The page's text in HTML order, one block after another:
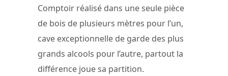
Comptoir réalisé dans une seule pièce
de bois de plusieurs mètres pour l’un,
cave exceptionnelle de garde des plus
grands alcools pour l’autre, partout la
différence joue sa partition.